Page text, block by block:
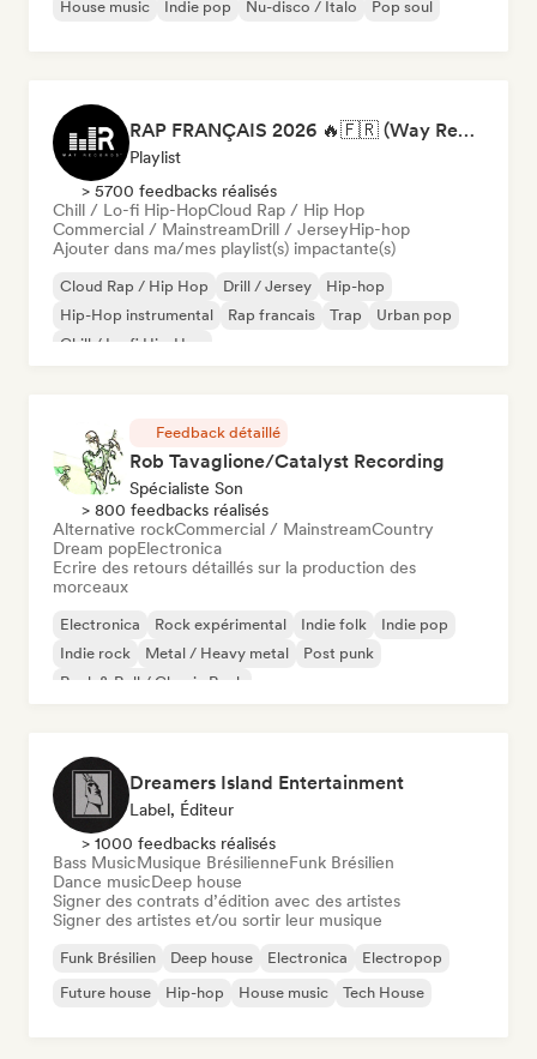
House music Indie pop Nu-disco / Italo Pop soul
RAP FRANÇAIS 2026 🔥🇫🇷 (Way Records)
Playlist
> 5700 feedbacks réalisés
Chill / Lo-fi Hip-HopCloud Rap / Hip Hop
Commercial / MainstreamDrill / JerseyHip-hop
Ajouter dans ma/mes playlist(s) impactante(s)
Cloud Rap / Hip Hop Drill / Jersey
Hip-hop
Hip-Hop instrumental
Rap francais Trap
Urban pop
Chill / Lo-fi Hip-Hop
Feedback détaillé
Rob Tavaglione/Catalyst Recording
Spécialiste Son
> 800 feedbacks réalisés
Alternative rockCommercial / MainstreamCountry
Dream popElectronica
Ecrire des retours détaillés sur la production des
morceaux
Electronica Rock expérimental Indie folk
Indie pop
Indie rock
Metal / Heavy metal
Post punk
Rock & Roll / Classic Rock
Dreamers Island Entertainment
Label, Éditeur
> 1000 feedbacks réalisés
Bass MusicMusique BrésilienneFunk Brésilien
Dance musicDeep house
Signer des contrats d’édition avec des artistes
Signer des artistes et/ou sortir leur musique
Funk Brésilien Deep house Electronica
Electropop
Future house
Hip-hop House music Tech House